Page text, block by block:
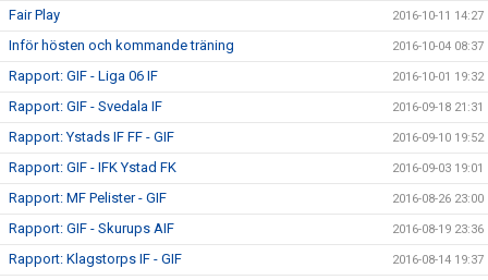
Fair Play 2016-10-11 14:27
Inför hösten och kommande träning 2016-10-04 08:37
Rapport: GIF - Liga 06 IF 2016-10-01 19:32
Rapport: GIF - Svedala IF 2016-09-18 21:31
Rapport: Ystads IF FF - GIF 2016-09-10 19:52
Rapport: GIF - IFK Ystad FK 2016-09-03 19:01
Rapport: MF Pelister - GIF 2016-08-26 23:00
Rapport: GIF - Skurups AIF 2016-08-19 23:36
Rapport: Klagstorps IF - GIF 2016-08-14 19:37